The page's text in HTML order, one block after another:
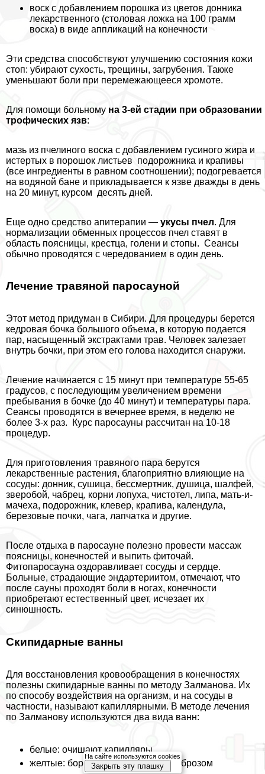
воск с добавлением порошка из цветов донника
лекарственного (столовая ложка на 100 грамм
воска) в виде аппликаций на конечности
Эти средства способствуют улучшению состояния кожи
стоп: убирают сухость, трещины, загрубения. Также
уменьшают боли при перемежающееся хромоте.
Для помощи больному на 3-ей стадии при образовании
трофических язв:
мазь из пчелиного воска с добавлением гусиного жира и
истертых в порошок листьев подорожника и крапивы
(все ингредиенты в равном соотношении); подогревается
на водяной бане и прикладывается к язве дважды в день
на 20 минут, курсом десять дней.
Еще одно средство апитерапии — укусы пчел. Для
нормализации обменных процессов пчел ставят в
область поясницы, крестца, голени и стопы. Сеансы
обычно проводятся с чередованием в один день.
Лечение травяной паросауной
Этот метод придуман в Сибири. Для процедуры берется
кедровая бочка большого объема, в которую подается
пар, насыщенный экстpaктами трав. Человек залезает
внутрь бочки, при этом его голова находится снаружи.
Лечение начинается с 15 минут при температуре 55-65
градусов, с последующим увеличением времени
пребывания в бочке (до 40 минут) и температуры пара.
Сеансы проводятся в вечернее время, в неделю не
более 3-х раз. Курс паросауны рассчитан на 10-18
процедур.
Для приготовления травяного пара берутся
лекарственные растения, благоприятно влияющие на
сосуды: донник, сушица, бесcмepтник, душица, шалфей,
зверобой, чабрец, корни лопуха, чистотел, липа, мать-и-
мачеха, подорожник, клевер, крапива, календула,
березовые почки, чага, лапчатка и другие.
После отдыха в паросауне полезно провести массаж
поясницы, конечностей и выпить фиточай.
Фитопаросауна оздоравливает сосуды и сердце.
Больные, страдающие эндартериитом, отмечают, что
после сауны проходят боли в ногах, конечности
приобретают естественный цвет, исчезает их
синюшность.
Скипидapные ванны
Для восстановления кровообращения в конечностях
полезны скипидapные ванны по методу Залманова. Их
по способу воздействия на организм, и на сосуды в
частности, называют капиллярными. В методе лечения
по Залманову используются два вида ванн:
белые: очищают капилляры
желтые: борются с тромбами и фиброзом
На сайте используются cookies
Закрыть эту плашку